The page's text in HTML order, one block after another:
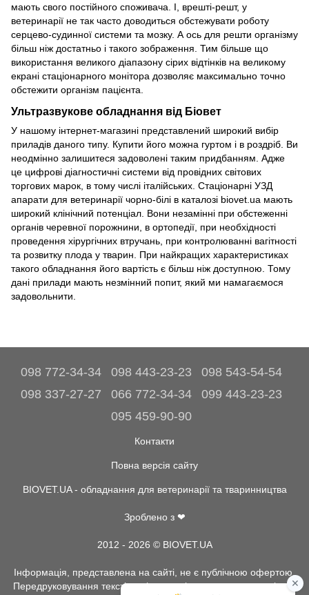
мають свого постійного споживача. І, врешті-решт, у
ветеринарії не так часто доводиться обстежувати роботу
серцево-судинної системи та мозку. А ось для решти організму
більш ніж достатньо і такого зображення. Тим більше що
використання великого діапазону сірих відтінків на великому
екрані стаціонарного монітора дозволяє максимально точно
обстежити організм пацієнта.
Ультразвукове обладнання від Біовет
У нашому інтернет-магазині представлений широкий вибір
приладів даного типу. Купити його можна гуртом і в роздріб. Ви
неодмінно залишитеся задоволені таким придбанням. Адже
це цифрові діагностичні системи від провідних світових
торгових марок, в тому числі італійських. Стаціонарні УЗД
апарати для ветеринарії чорно-білі в каталозі biovet.ua мають
широкий клінічний потенціал. Вони незамінні при обстеженні
органів черевної порожнини, в ортопедії, при необхідності
проведення хірургічних втручань, при контролюванні вагітності
та розвитку плода у тварин. При найкращих характеристиках
такого обладнання його вартість є більш ніж доступною. Тому
дані прилади мають незмінний попит, який ми намагаємося
задовольнити.
098 772-34-34 098 443-23-23
098 543-54-54
098 337-27-27
066 772-34-34
099 443-23-23
095 459-90-90
Контакти
Повна версія сайту
BIOVET.UA - обладнання для ветеринарії та тваринництва
Зроблено з ❤
2012 - 2026 © BIOVET.UA
Інформація, представлена на сайті, не є публічною офертою.
Передруковування текстів та інше копіювання, можливо тільки